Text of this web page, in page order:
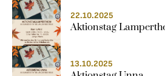
22.10.2025
Aktionstag
13.10.2025